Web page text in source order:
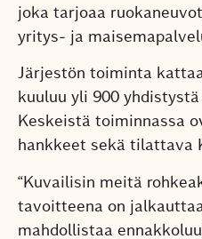
joka tarjoaa
yritys- ja
Järjestön toiminta
kuuluu yli 900 yhdistystä
Keskeistä toiminnassa
hankkeet sekä tilattava
“Kuvailisin meitä
tavoitteena on
mahdollistaa